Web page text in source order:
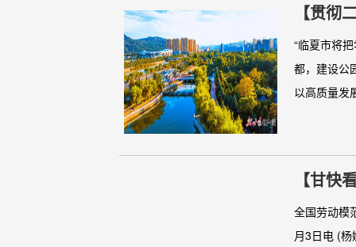
【贯彻
展的新
“临夏市将
都，建设公
以高质量发
【甘快
全国劳动模
月3日电 (杨